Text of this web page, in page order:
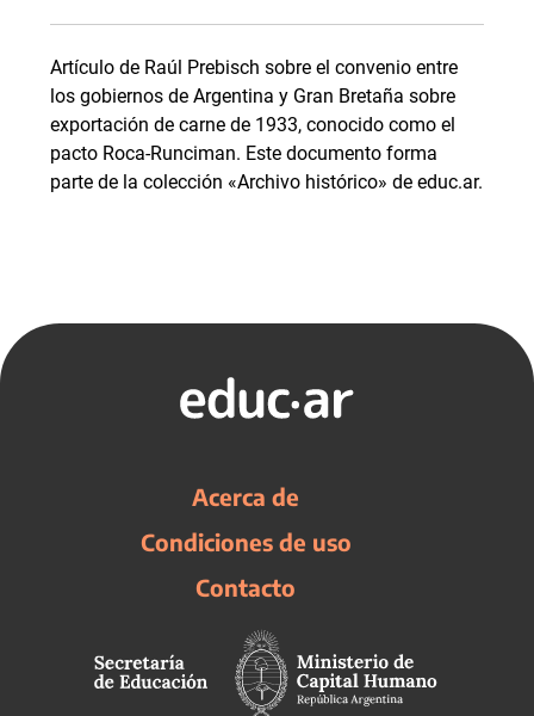
Artículo de Raúl Prebisch sobre el convenio entre
los gobiernos de Argentina y Gran Bretaña sobre
exportación de carne de 1933, conocido como el
pacto Roca-Runciman. Este documento forma
parte de la colección «Archivo histórico» de educ.ar.
Acerca de
Condiciones de uso
Contacto